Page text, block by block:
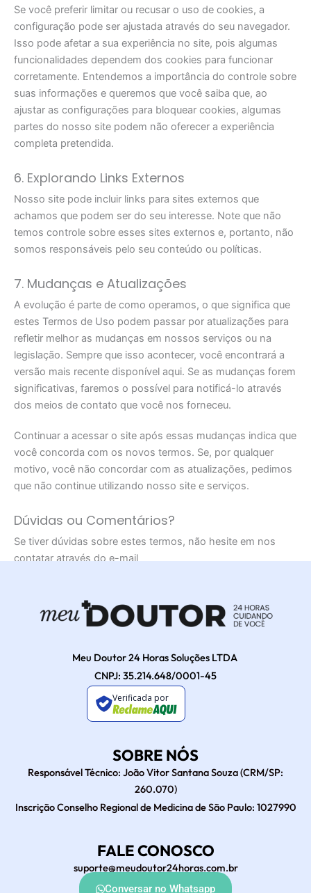
Se você preferir limitar ou recusar o uso de cookies, a
configuração pode ser ajustada através do seu navegador.
Isso pode afetar a sua experiência no site, pois algumas
funcionalidades dependem dos cookies para funcionar
corretamente. Entendemos a importância do controle sobre
suas informações e queremos que você saiba que, ao
ajustar as configurações para bloquear cookies, algumas
partes do nosso site podem não oferecer a experiência
completa pretendida.
6. Explorando Links Externos
Nosso site pode incluir links para sites externos que
achamos que podem ser do seu interesse. Note que não
temos controle sobre esses sites externos e, portanto, não
somos responsáveis pelo seu conteúdo ou políticas.
7. Mudanças e Atualizações
A evolução é parte de como operamos, o que significa que
estes Termos de Uso podem passar por atualizações para
refletir melhor as mudanças em nossos serviços ou na
legislação. Sempre que isso acontecer, você encontrará a
versão mais recente disponível aqui. Se as mudanças forem
significativas, faremos o possível para notificá-lo através
dos meios de contato que você nos forneceu.
Continuar a acessar o site após essas mudanças indica que
você concorda com os novos termos. Se, por qualquer
motivo, você não concordar com as atualizações, pedimos
que não continue utilizando nosso site e serviços.
Dúvidas ou Comentários?
Se tiver dúvidas sobre estes termos, não hesite em nos
contatar através do e-mail
Meu Doutor 24 Horas Soluções LTDA
CNPJ: 35.214.648/0001-45
Verificada por
SOBRE NÓS
Responsável Técnico: João Vitor Santana Souza (CRM/SP:
260.070)
Inscrição Conselho Regional de Medicina de São Paulo: 1027990
FALE CONOSCO
suporte@meudoutor24horas.com.br
Conversar no Whatsapp